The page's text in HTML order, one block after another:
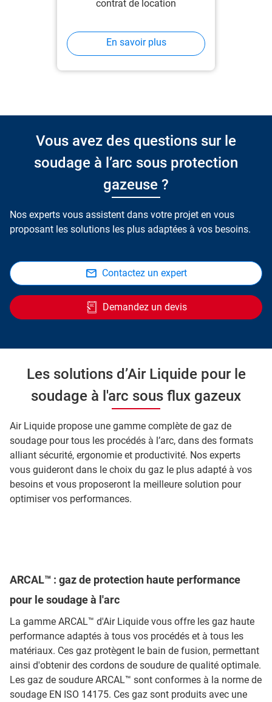
contrat de location
En savoir plus
Vous avez des questions sur le
soudage à l’arc sous protection
gazeuse ?
Nos experts vous assistent dans votre projet en vous
proposant les solutions les plus adaptées à vos besoins.
Contactez un expert
Demandez un devis
Les solutions d’Air Liquide pour le
soudage à l'arc sous flux gazeux
Air Liquide propose une gamme complète de gaz de
soudage pour tous les procédés à l’arc, dans des formats
alliant sécurité, ergonomie et productivité. Nos experts
vous guideront dans le choix du gaz le plus adapté à vos
besoins et vous proposeront la meilleure solution pour
optimiser vos performances.
ARCAL™ : gaz de protection haute performance
pour le soudage à l'arc
La gamme ARCAL™ d'Air Liquide vous offre les gaz haute
performance adaptés à tous vos procédés et à tous les
matériaux. Ces gaz protègent le bain de fusion, permettant
ainsi d'obtenir des cordons de soudure de qualité optimale.
Les gaz de soudure ARCAL™ sont conformes à la norme de
soudage EN ISO 14175. Ces gaz sont produits avec une